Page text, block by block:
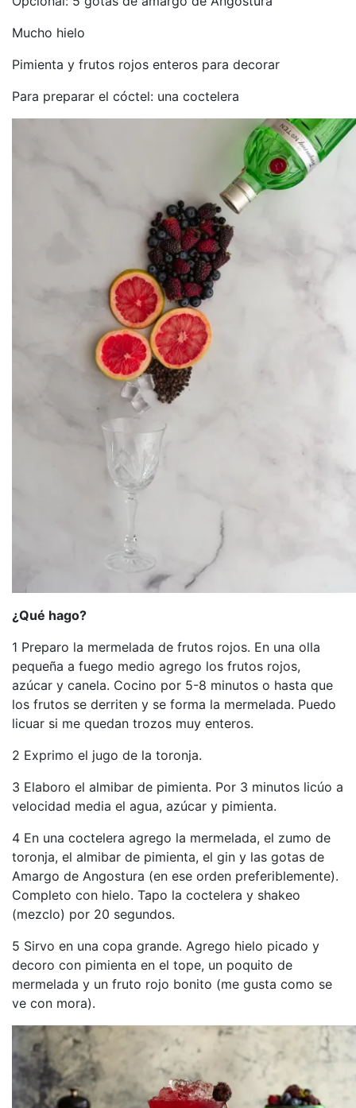
Mucho hielo
Pimienta y frutos rojos enteros para decorar
Para preparar el cóctel: una coctelera
¿Qué hago?
1 Preparo la mermelada de frutos rojos. En una olla
pequeña a fuego medio agrego los frutos rojos,
azúcar y canela. Cocino por 5-8 minutos o hasta que
los frutos se derriten y se forma la mermelada. Puedo
licuar si me quedan trozos muy enteros.
2 Exprimo el jugo de la toronja.
3 Elaboro el almibar de pimienta. Por 3 minutos licúo a
velocidad media el agua, azúcar y pimienta.
4 En una coctelera agrego la mermelada, el zumo de
toronja, el almibar de pimienta, el gin y las gotas de
Amargo de Angostura (en ese orden preferiblemente).
Completo con hielo. Tapo la coctelera y shakeo
(mezclo) por 20 segundos.
5 Sirvo en una copa grande. Agrego hielo picado y
decoro con pimienta en el tope, un poquito de
mermelada y un fruto rojo bonito (me gusta como se
ve con mora).